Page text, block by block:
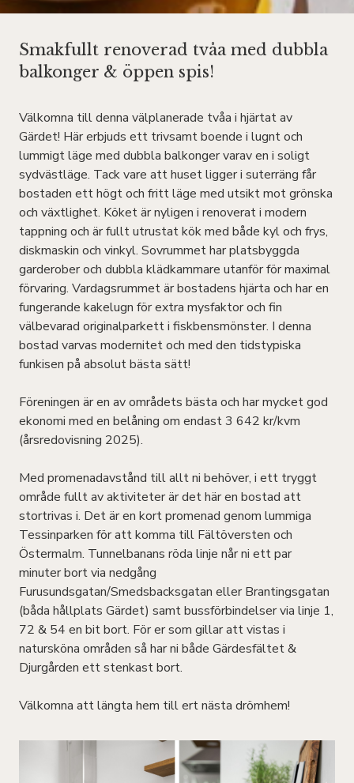
Smakfullt renoverad tvåa med dubbla
balkonger & öppen spis!
Välkomna till denna välplanerade tvåa i hjärtat av
Gärdet! Här erbjuds ett trivsamt boende i lugnt och
lummigt läge med dubbla balkonger varav en i soligt
sydvästläge. Tack vare att huset ligger i suterräng får
bostaden ett högt och fritt läge med utsikt mot grönska
och växtlighet. Köket är nyligen i renoverat i modern
tappning och är fullt utrustat kök med både kyl och frys,
diskmaskin och vinkyl. Sovrummet har platsbyggda
garderober och dubbla klädkammare utanför för maximal
förvaring. Vardagsrummet är bostadens hjärta och har en
fungerande kakelugn för extra mysfaktor och fin
välbevarad originalparkett i fiskbensmönster. I denna
bostad varvas modernitet och med den tidstypiska
funkisen på absolut bästa sätt!
Föreningen är en av områdets bästa och har mycket god
ekonomi med en belåning om endast 3 642 kr/kvm
(årsredovisning 2025).
Med promenadavstånd till allt ni behöver, i ett tryggt
område fullt av aktiviteter är det här en bostad att
stortrivas i. Det är en kort promenad genom lummiga
Tessinparken för att komma till Fältöversten och
Östermalm. Tunnelbanans röda linje når ni ett par
minuter bort via nedgång
Furusundsgatan/Smedsbacksgatan eller Brantingsgatan
(båda hållplats Gärdet) samt bussförbindelser via linje 1,
72 & 54 en bit bort. För er som gillar att vistas i
natursköna områden så har ni både Gärdesfältet &
Djurgården ett stenkast bort.
Välkomna att längta hem till ert nästa drömhem!